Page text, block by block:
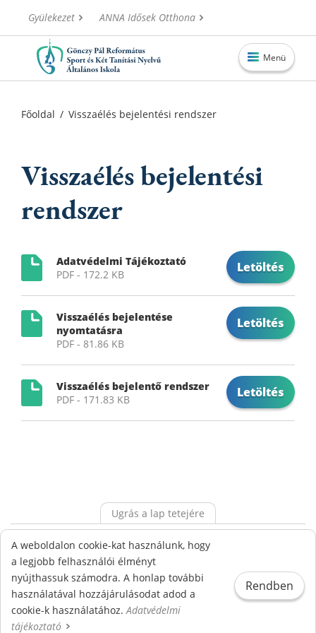
Gyülekezet ANNA Idősek Otthona
Menü
Alapítvány
Információk
Elérhetőségek
Főoldal / Visszaélés bejelentési rendszer
Visszaélés bejelentési
rendszer
Adatvédelmi Tájékoztató
PDF - 172.2 KB
Letöltés
Visszaélés bejelentése
nyomtatásra
PDF - 81.86 KB
Letöltés
Visszaélés bejelentő rendszer
PDF - 171.83 KB
Letöltés
Ugrás a lap tetejére
Alapdokumentumok
Ökoiskola
Visszaélés bejelentési rendszer
© Gönczy Pál Református Sport és Két Tanítási Nyelvű
Általános Iskola - Minden jog fenntartva!
A weboldalon cookie-kat használunk, hogy
a legjobb felhasználói élményt
nyújthassuk számodra. A honlap további
használatával hozzájárulásodat adod a
cookie-k használatához.Adatvédelmi
tájékoztató
Rendben